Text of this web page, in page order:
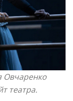
Овчаренко
театра.